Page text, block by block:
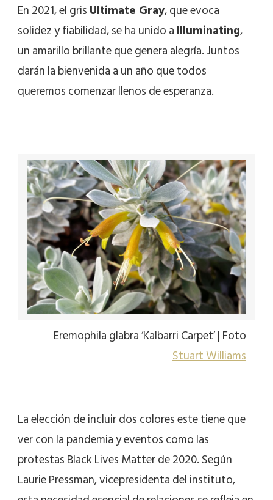
En 2021, el grisUltimate Gray, que evoca
solidez y fiabilidad, se ha unido aIlluminating,
un amarillo brillante que genera alegría. Juntos
darán la bienvenida a un año que todos
queremos comenzar llenos de esperanza.
Eremophila glabra ‘Kalbarri Carpet’ | Foto
Stuart Williams
La elección de incluir dos colores este tiene que
ver con la pandemia y eventos como las
protestas Black Lives Matter de 2020. Según
Laurie Pressman, vicepresidenta del instituto,